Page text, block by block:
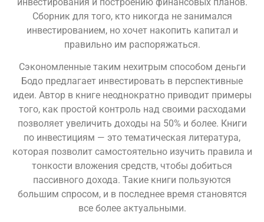
Сборник для того, кто никогда не занимался
инвестированием, но хочет накопить капитал и
правильно им распоряжаться.
Сэкономленные таким нехитрым способом деньги
Бодо предлагает инвестировать в перспективные
идеи. Автор в книге неоднократно приводит примеры
того, как простой контроль над своими расходами
позволяет увеличить доходы на 50% и более. Книги
по инвестициям — это тематическая литература,
которая позволит самостоятельно изучить правила и
тонкости вложения средств, чтобы добиться
пассивного дохода. Такие книги пользуются
большим спросом, и в последнее время становятся
все более актуальными.